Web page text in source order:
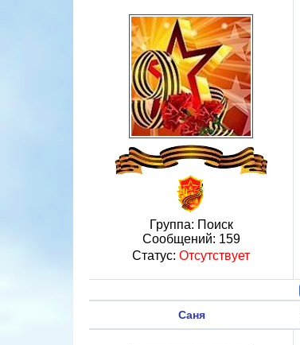
Группа: Поиск
Сообщений: 159
Статус: Отсутствует
Саня